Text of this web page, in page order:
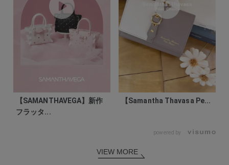
【SAMANTHAVEGA】新作
フラッタ...
【Samantha Thavasa Pe...
powered by
VIEW MORE